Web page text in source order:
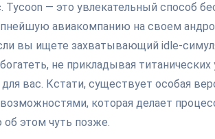
Tycoon — это увлекательный способ
авиакомпанию на своем
вы ищете захватывающий idle-
не прикладывая титанических
для вас. Кстати, существует особая
которая делает
об этом чуть позже.